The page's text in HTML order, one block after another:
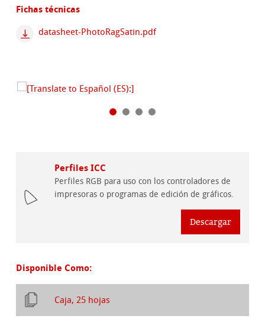
Fichas técnicas
datasheet-PhotoRagSatin.pdf
Perfiles ICC
Perfiles RGB para uso con los controladores de
impresoras o programas de edición de gráficos.
Descargar
Disponible Como:
Caja, 25 hojas